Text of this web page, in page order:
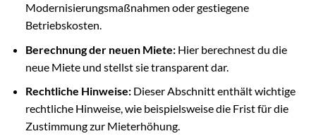
Modernisierungsmaßnahmen oder gestiegene
Betriebskosten.
Berechnung der neuen Miete:Hier berechnest du die
neue Miete und stellst sie transparent dar.
Rechtliche Hinweise:Dieser Abschnitt enthält wichtige
rechtliche Hinweise, wie beispielsweise die Frist für die
Zustimmung zur Mieterhöhung.